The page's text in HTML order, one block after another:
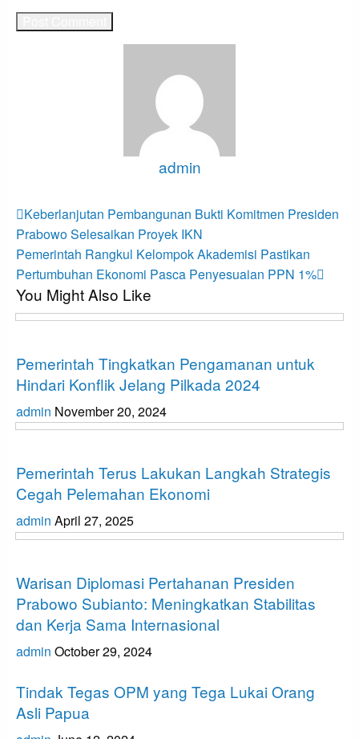
admin
Post
navigation
Previous
Post
Keberlanjutan Pembangunan Bukti Komitmen Presiden
Prabowo Selesaikan Proyek IKN
Next
Post
Pemerintah Rangkul Kelompok Akademisi Pastikan
Pertumbuhan Ekonomi Pasca Penyesuaian PPN 1%
You Might Also Like
Pemerintah Tingkatkan Pengamanan untuk
Hindari Konflik Jelang Pilkada 2024
admin November 20, 2024
Pemerintah Terus Lakukan Langkah Strategis
Cegah Pelemahan Ekonomi
admin April 27, 2025
Warisan Diplomasi Pertahanan Presiden
Prabowo Subianto: Meningkatkan Stabilitas
dan Kerja Sama Internasional
admin October 29, 2024
Tindak Tegas OPM yang Tega Lukai Orang
Asli Papua